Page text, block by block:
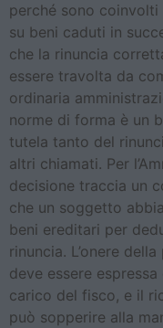
perché sono coinvolti
su beni caduti in
che la rinuncia
essere travolta da
ordinaria
norme di forma è un
tutela tanto del
altri chiamati. Per
decisione traccia un
che un soggetto
beni ereditari per
rinuncia. L’onere
deve essere
carico del fisco, e il
può sopperire alla